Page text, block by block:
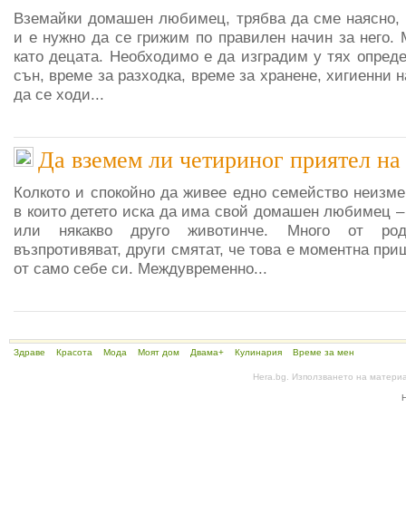
Вземайки домашен любимец, трябва да сме наясно,
и е нужно да се грижим по правилен начин за него.
като децата. Необходимо е да изградим у тях
сън, време за разходка, време за хранене, хигиенни
да се ходи...
Да вземем ли четириног приятел на
Колкото и спокойно да живее едно семейство
в които детето иска да има свой домашен любимец –
или някакво друго животинче. Много от
възпротивяват, други смятат, че това е моментна
от само себе си. Междувременно...
Здраве Красота Мода Моят дом Двама+ Кулинария Време за мен
Hera.bg. Използването на